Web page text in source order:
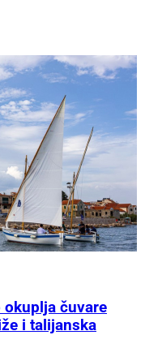
okuplja čuvare
i talijanska